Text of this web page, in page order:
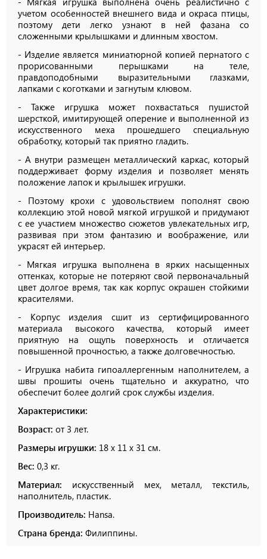
учетом особенностей внешнего вида и окраса птицы,
поэтому дети легко узнают в ней фазана со
сложенными крылышками и длинным хвостом.
- Изделие является миниатюрной копией пернатого с
прорисованными перышками на теле,
правдоподобными выразительными глазками,
лапками с коготками и загнутым клювом.
- Также игрушка может похвастаться пушистой
шерсткой, имитирующей оперение и выполненной из
искусственного меха прошедшего специальную
обработку, который так приятно гладить.
- А внутри размещен металлический каркас, который
поддерживает форму изделия и позволяет менять
положение лапок и крылышек игрушки.
- Поэтому крохи с удовольствием пополнят свою
коллекцию этой новой мягкой игрушкой и придумают
с ее участием множество сюжетов увлекательных игр,
развивая при этом фантазию и воображение, или
украсят ей интерьер.
- Мягкая игрушка выполнена в ярких насыщенных
оттенках, которые не потеряют свой первоначальный
цвет долгое время, так как корпус окрашен стойкими
красителями.
- Корпус изделия сшит из сертифицированного
материала высокого качества, который имеет
приятную на ощупь поверхность и отличается
повышенной прочностью, а также долговечностью.
- Игрушка набита гипоаллергенным наполнителем, а
швы прошиты очень тщательно и аккуратно, что
обеспечит более долгий срок службы изделия.
Характеристики:
Возраст: от 3 лет.
Размеры игрушки: 18 х 11 х 31 см.
Вес: 0,3 кг.
Материал: искусственный мех, металл, текстиль,
наполнитель, пластик.
Производитель: Hansa.
Страна бренда: Филиппины.